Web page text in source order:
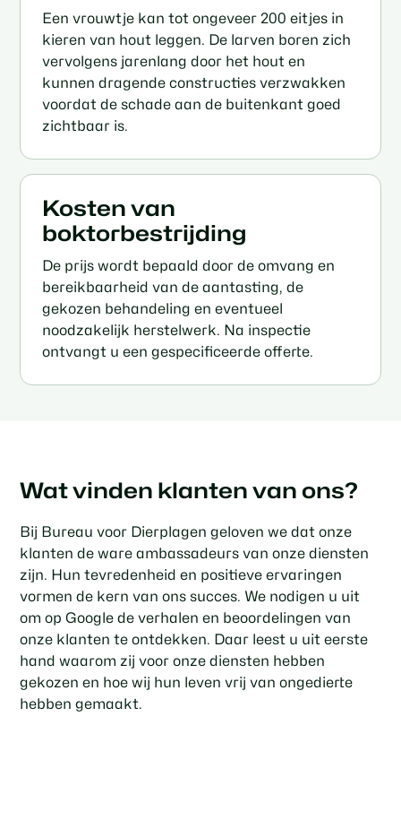
Een vrouwtje kan tot ongeveer 200 eitjes in
kieren van hout leggen. De larven boren zich
vervolgens jarenlang door het hout en
kunnen dragende constructies verzwakken
voordat de schade aan de buitenkant goed
zichtbaar is.
Kosten van
boktorbestrijding
De prijs wordt bepaald door de omvang en
bereikbaarheid van de aantasting, de
gekozen behandeling en eventueel
noodzakelijk herstelwerk. Na inspectie
ontvangt u een gespecificeerde offerte.
Wat vinden klanten van ons?
Bij Bureau voor Dierplagen geloven we dat onze
klanten de ware ambassadeurs van onze diensten
zijn. Hun tevredenheid en positieve ervaringen
vormen de kern van ons succes. We nodigen u uit
om op Google de verhalen en beoordelingen van
onze klanten te ontdekken. Daar leest u uit eerste
hand waarom zij voor onze diensten hebben
gekozen en hoe wij hun leven vrij van ongedierte
hebben gemaakt.